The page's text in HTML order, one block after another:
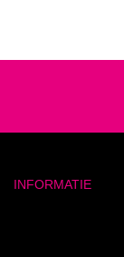
INFORMATIE